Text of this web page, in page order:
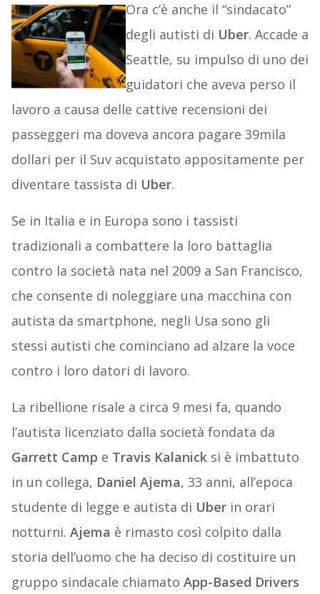
Ora c’è anche il “sindacato”
degli autisti di Uber. Accade a
Seattle, su impulso di uno dei
guidatori che aveva perso il
lavoro a causa delle cattive recensioni dei
passeggeri ma doveva ancora pagare 39mila
dollari per il Suv acquistato appositamente per
diventare tassista di Uber.
Se in Italia e in Europa sono i tassisti
tradizionali a combattere la loro battaglia
contro la società nata nel 2009 a San Francisco,
che consente di noleggiare una macchina con
autista da smartphone, negli Usa sono gli
stessi autisti che cominciano ad alzare la voce
contro i loro datori di lavoro.
La ribellione risale a circa 9 mesi fa, quando
l’autista licenziato dalla società fondata da
Garrett Camp e Travis Kalanick si è imbattuto
in un collega, Daniel Ajema, 33 anni, all’epoca
studente di legge e autista di Uberin orari
notturni. Ajema è rimasto così colpito dalla
storia dell’uomo che ha deciso di costituire un
gruppo sindacale chiamato App-Based Drivers